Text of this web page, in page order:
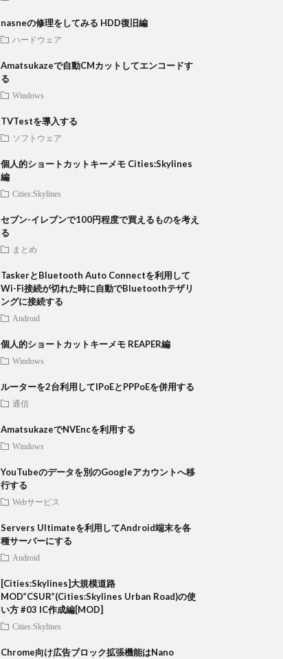
nasneの修理をしてみる HDD復旧編
ハードウェア
Amatsukazeで自動CMカットしてエンコードす
る
Windows
TVTestを導入する
ソフトウェア
個人的ショートカットキーメモ Cities:Skylines
編
Cities:Skylines
セブン-イレブンで100円程度で買えるものを考え
る
まとめ
TaskerとBluetooth Auto Connectを利用して
Wi-Fi接続が切れた時に自動でBluetoothテザリ
ングに接続する
Android
個人的ショートカットキーメモ REAPER編
Windows
ルーターを2台利用してIPoEとPPPoEを併用する
通信
AmatsukazeでNVEncを利用する
Windows
YouTubeのデータを別のGoogleアカウントへ移
行する
Webサービス
Servers Ultimateを利用してAndroid端末を各
種サーバーにする
Android
[Cities:Skylines]大規模道路
MOD”CSUR”(Cities:Skylines Urban Road)の使
い方 #03 IC作成編[MOD]
Cities:Skylines
Chrome向け広告ブロック拡張機能はNano